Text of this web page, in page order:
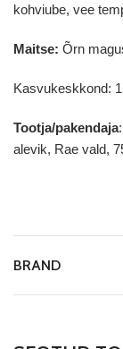
kohviube, vee
Maitse: Õrn
Kasvukeskkond:
Tootja/pakendaja
alevik, Rae vald,
BRAND